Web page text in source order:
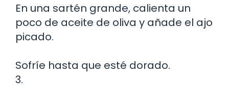
En una sartén grande, calienta un
poco de aceite de oliva y añade el ajo
picado.
Sofríe hasta que esté dorado.
3.